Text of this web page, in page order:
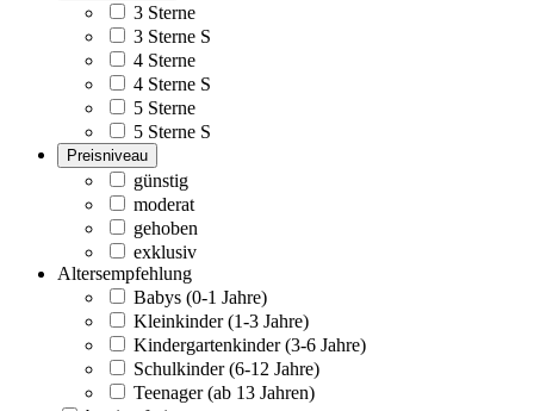
3 Sterne
3 Sterne S
4 Sterne
4 Sterne S
5 Sterne
5 Sterne S
Preisniveau
günstig
moderat
gehoben
exklusiv
Altersempfehlung
Babys (0-1 Jahre)
Kleinkinder (1-3 Jahre)
Kindergartenkinder (3-6 Jahre)
Schulkinder (6-12 Jahre)
Teenager (ab 13 Jahren)